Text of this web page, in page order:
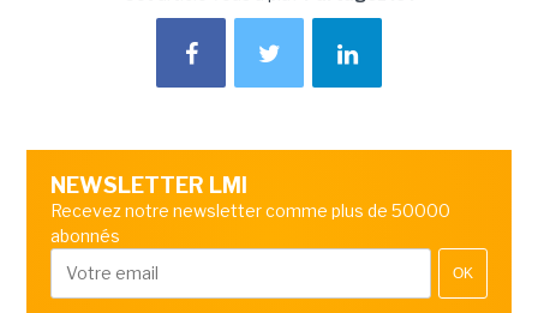
NEWSLETTER LMI
Recevez notre newsletter comme plus de 50000
abonnés
OK